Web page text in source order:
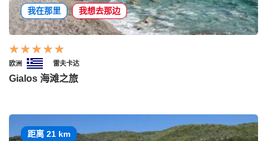
我在那里 我想去那边
欧洲 雷夫卡达
Gialos 海滩之旅
距离 21 km